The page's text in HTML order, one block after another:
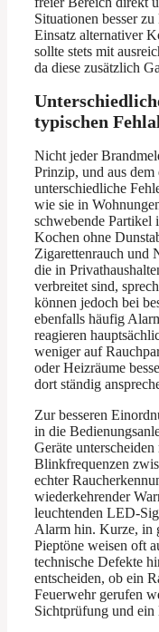
Situationen besser
Einsatz alternativer
sollte stets mit
da diese zusätzlich
typischen
Nicht jeder
Prinzip, und aus dem
unterschiedliche
wie sie in
schwebende
Kochen ohne
Zigarettenrauch und
die in
verbreitet sind,
können jedoch bei
ebenfalls häufig
reagieren
weniger auf
oder Heizräume
dort ständig
Zur besseren
in die
Geräte
Blinkfrequenzen
echter
wiederkehrender
leuchtenden LED-
Alarm hin. Kurze, in
Pieptöne weisen oft
technische Defekte
entscheiden, ob ein
Feuerwehr gerufen
Sichtprüfung und ein